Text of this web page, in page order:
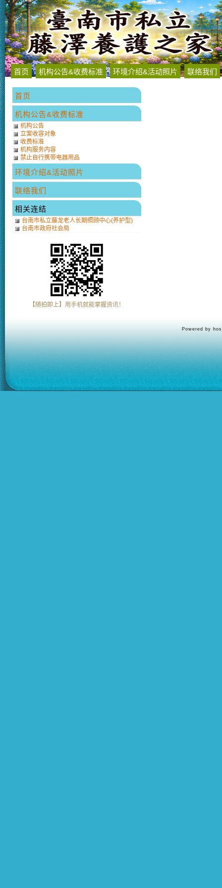
首页 机构公告&收费标准 环境介绍&活动照片 联络我们
首页
机构公告&收费标准
机构公告
立案收容对象
收费标准
机构服务内容
禁止自行携带电器用品
环境介绍&活动照片
联络我们
相关连结
台南市私立藤龙老人长期照顾中心(养护型)
台南市政府社会局
【随拍即上】用手机就能掌握资讯！
Powered by